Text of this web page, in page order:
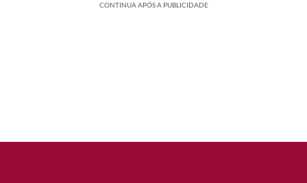
CONTINUA APÓS A PUBLICIDADE